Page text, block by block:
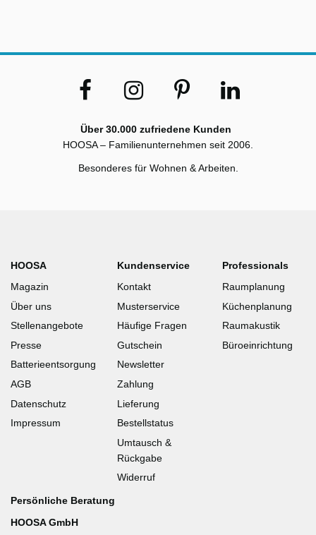
Über 30.000 zufriedene Kunden
HOOSA – Familienunternehmen seit 2006.
Besonderes für Wohnen & Arbeiten.
HOOSA
Magazin
Über uns
Stellenangebote
Presse
Batterieentsorgung
AGB
Datenschutz
Impressum
Kundenservice
Kontakt
Musterservice
Häufige Fragen
Gutschein
Newsletter
Zahlung
Lieferung
Bestellstatus
Umtausch &
Rückgabe
Widerruf
Professionals
Raumplanung
Küchenplanung
Raumakustik
Büroeinrichtung
Persönliche Beratung
HOOSA GmbH